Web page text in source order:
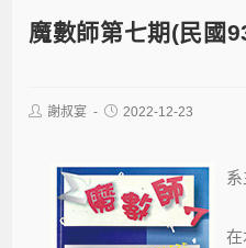
魔數師第七期(民國
謝叔宴 2022-12-23
在